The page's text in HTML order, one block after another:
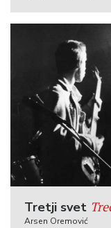
Tretji svet
Arsen Oremović